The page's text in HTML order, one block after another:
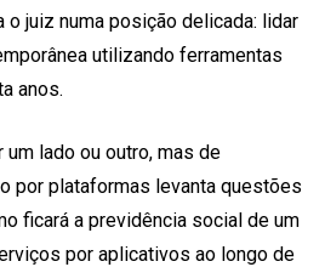
juiz numa posição delicada: lidar
utilizando ferramentas
anos.
lado ou outro, mas de
por plataformas levanta questões
ficará a previdência social de um
por aplicativos ao longo de